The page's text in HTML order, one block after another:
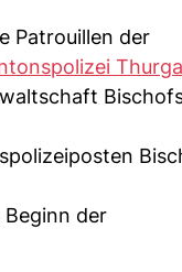
Patrouillen der
der